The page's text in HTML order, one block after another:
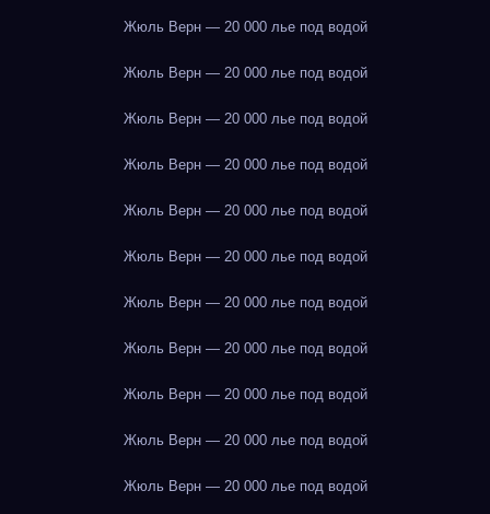
Жюль Верн — 20 000 лье под водой
Жюль Верн — 20 000 лье под водой
Жюль Верн — 20 000 лье под водой
Жюль Верн — 20 000 лье под водой
Жюль Верн — 20 000 лье под водой
Жюль Верн — 20 000 лье под водой
Жюль Верн — 20 000 лье под водой
Жюль Верн — 20 000 лье под водой
Жюль Верн — 20 000 лье под водой
Жюль Верн — 20 000 лье под водой
Жюль Верн — 20 000 лье под водой